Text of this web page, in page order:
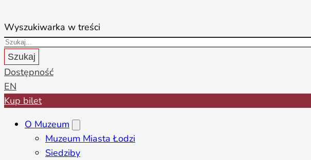
Wyszukiwarka w treści
Szukaj
Dostępność
EN
Kup bilet
O Muzeum
Muzeum Miasta Łodzi
Siedziby